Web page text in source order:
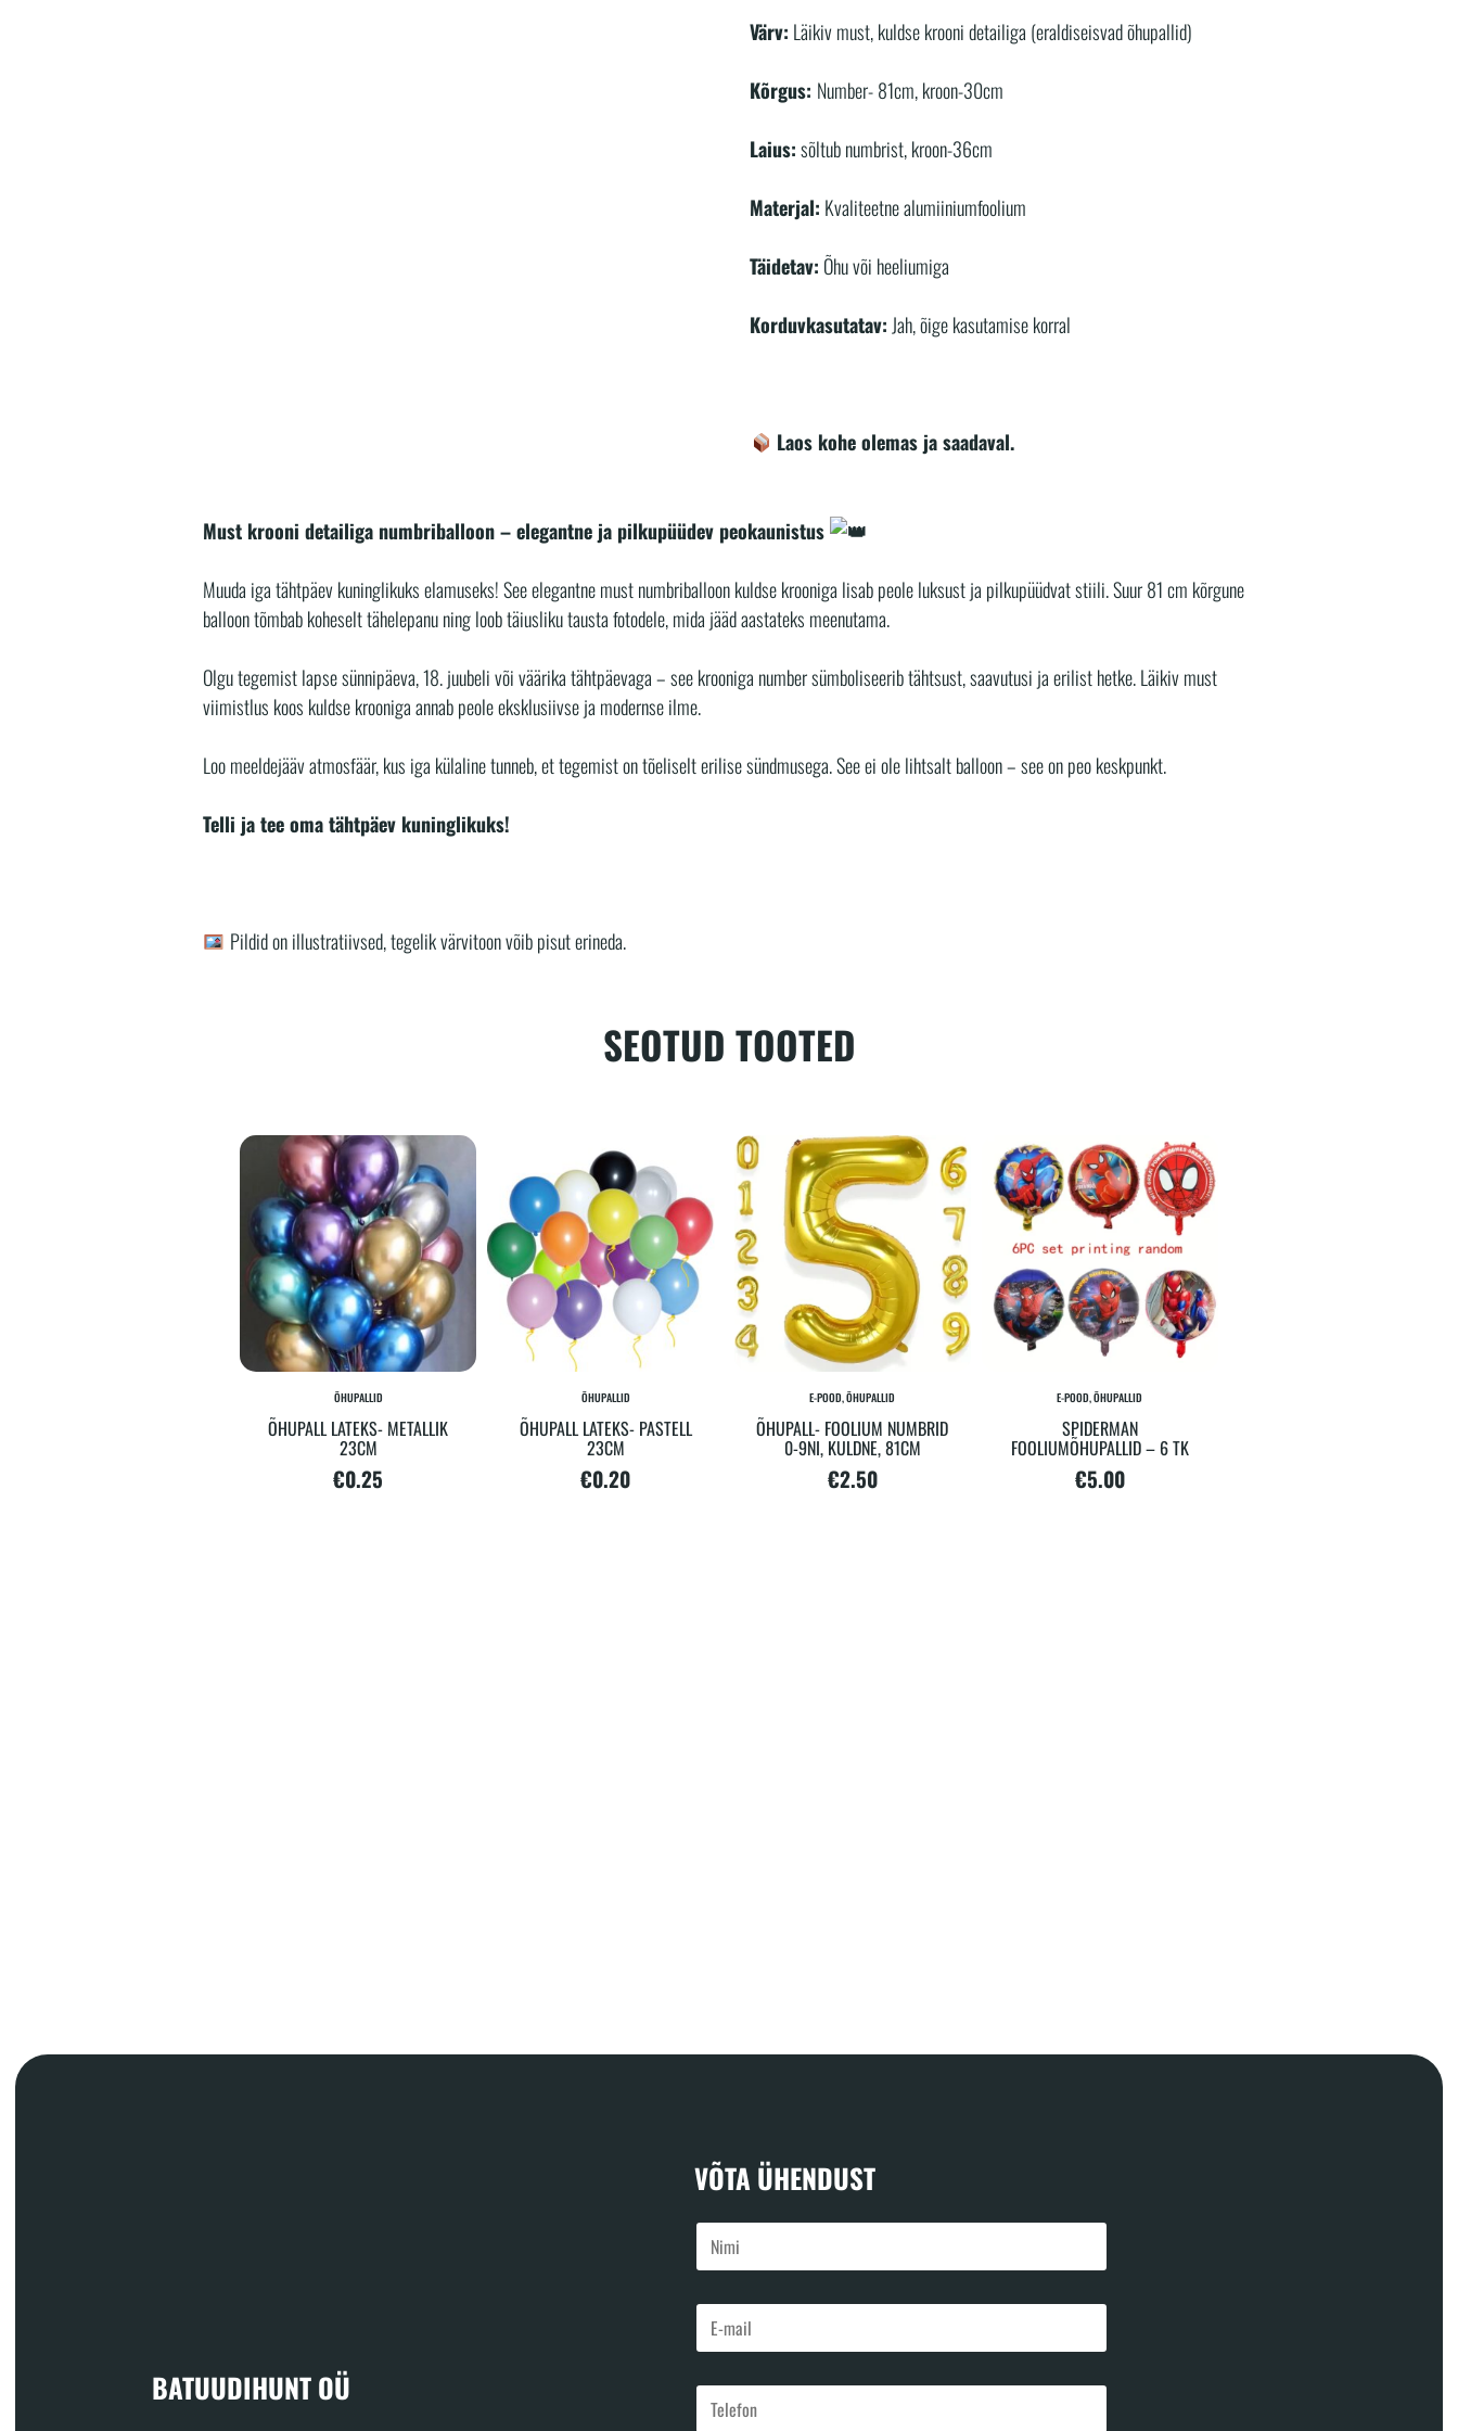
Värv: Läikiv must, kuldse krooni detailiga (eraldiseisvad õhupallid)
Kõrgus: Number- 81cm, kroon-30cm
Laius:sõltub numbrist, kroon-36cm
Materjal: Kvaliteetne alumiiniumfoolium
Täidetav: Õhu või heeliumiga
Korduvkasutatav: Jah, õige kasutamise korral
Laos kohe olemas ja saadaval.
7
kogus
Must krooni detailiga numbriballoon – elegantne ja pilkupüüdev peokaunistus
Muuda iga tähtpäev kuninglikuks elamuseks! See elegantne must numbriballoon kuldse krooniga lisab peole luksust ja pilkupüüdvat stiili. Suur 81 cm kõrgune
balloon tõmbab koheselt tähelepanu ning loob täiusliku tausta fotodele, mida jääd aastateks meenutama.
Olgu tegemist lapse sünnipäeva, 18. juubeli või väärika tähtpäevaga – see krooniga number sümboliseerib tähtsust, saavutusi ja erilist hetke. Läikiv must
viimistlus koos kuldse krooniga annab peole eksklusiivse ja modernse ilme.
Loo meeldejääv atmosfäär, kus iga külaline tunneb, et tegemist on tõeliselt erilise sündmusega. See ei ole lihtsalt balloon – see on peo keskpunkt.
Telli ja tee oma tähtpäev kuninglikuks!
Pildid on illustratiivsed, tegelik värvitoon võib pisut erineda.
SEOTUD TOOTED
ÕHUPALL LATEKS- METALLIK
23CM
ÕHUPALLID
€0.25
ÕHUPALL LATEKS- PASTELL
23CM
ÕHUPALLID
€0.20
ÕHUPALL- FOOLIUM NUMBRID
0-9NI, KULDNE, 81CM
E-POOD, ÕHUPALLID
€2.50
SPIDERMAN
FOOLIUMÕHUPALLID – 6 TK
E-POOD, ÕHUPALLID
€5.00
BATUUDIHUNT OÜ
VÕTA ÜHENDUST